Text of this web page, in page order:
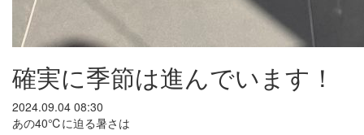
確実に季節は進んでいます！
2024.09.04 08:30
あの40℃に迫る暑さは